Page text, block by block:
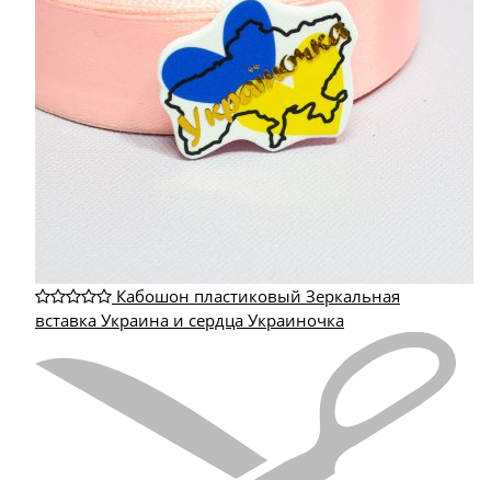
Кабошон пластиковый Зеркальная
вставка Украина и сердца Украиночка